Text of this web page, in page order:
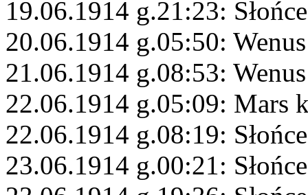
19.06.1914 g.21:23:
20.06.1914 g.05:50:
21.06.1914 g.08:53:
22.06.1914 g.05:09: Mars
22.06.1914 g.08:19:
23.06.1914 g.00:21: